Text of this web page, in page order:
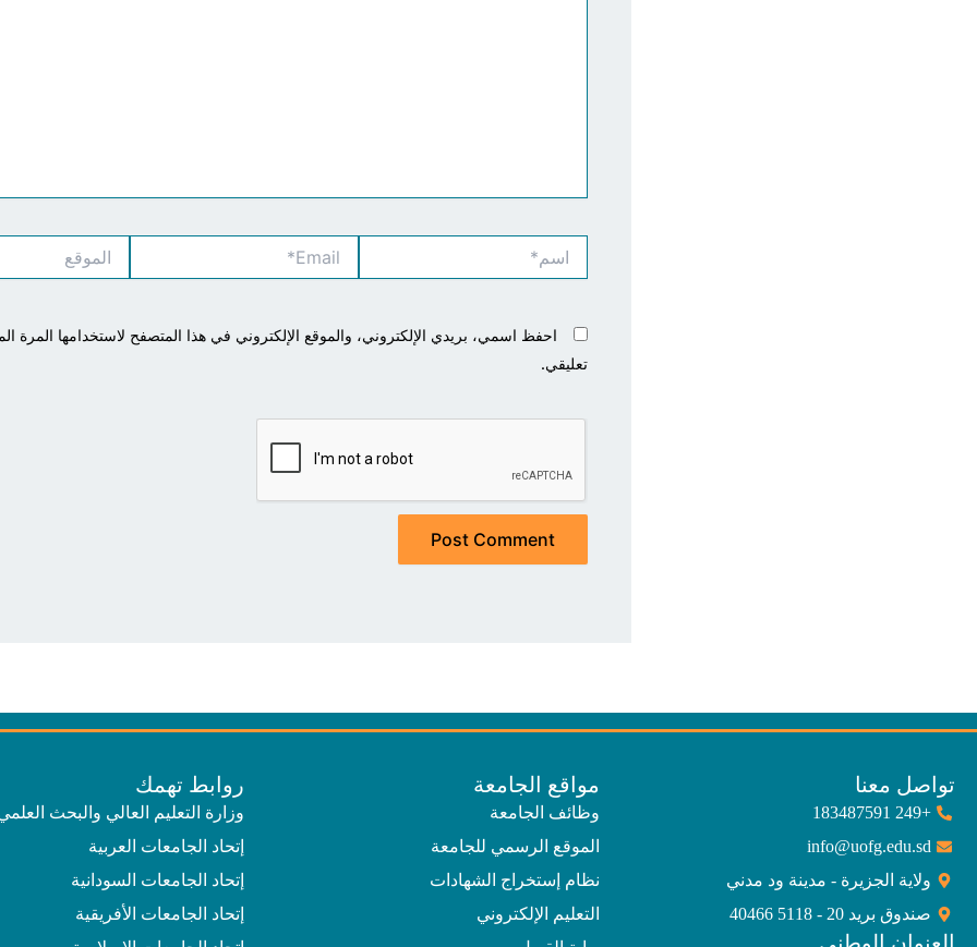
احفظ اسمي، بريدي الإلكتروني، والموقع الإلكتروني في هذا المتصفح لاستخدامها المرة
تعليقي.
تواصل معنا
+249 183487591
info@uofg.edu.sd
ولاية الجزيرة - مدينة ود مدني
صندوق بريد 20 - 5118 40466
مواقع الجامعة
وظائف الجامعة
الموقع الرسمي للجامعة
نظام إستخراج الشهادات
التعليم الإلكتروني
روابط تهمك
وزارة التعليم العالي والبحث
إتحاد الجامعات العربية
إتحاد الجامعات السودانية
إتحاد الجامعات الأفريقية